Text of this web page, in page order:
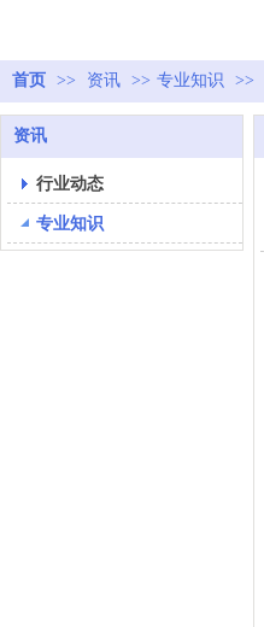
首页 >> 资讯 >> 专业知识 >>
资讯
行业动态
专业知识